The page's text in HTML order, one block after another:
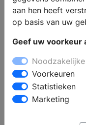
Bent u op zoek naar
een sanitair winkel
badkamerwinkel
laatste
badkamerstijlen laten
Stel een complete
onderdelen zoals
aan hen heeft
op basis van uw
Geef uw voorkeur
Voorkeuren
Statistieken
Marketing